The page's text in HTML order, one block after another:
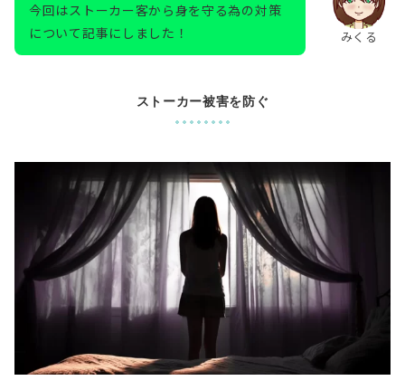
みくる
今回はストーカー客から身を守る為の対策
について記事にしました！
ストーカー被害を防ぐ